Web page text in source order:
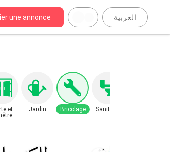
une annonce العربية
et
Jardin Bricolage Sanitaire